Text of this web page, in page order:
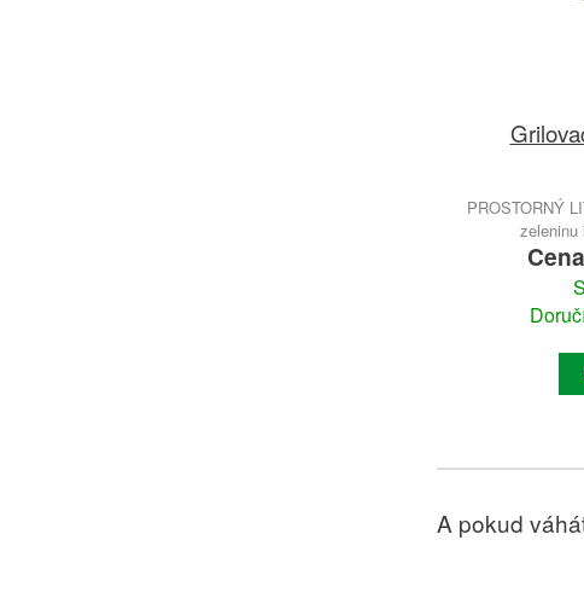
PROSTORNÝ
zeleninu
A pokud